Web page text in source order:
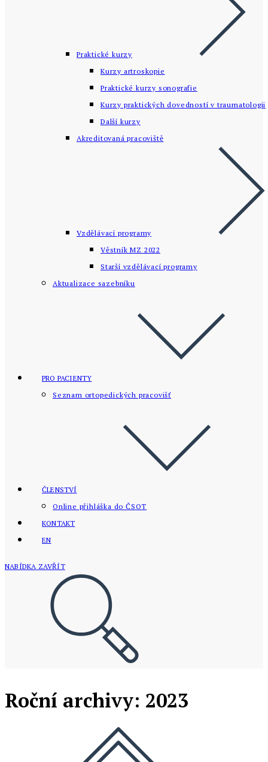
Praktické kurzy
Kurzy artroskopie
Praktické kurzy sonografie
Kurzy praktických dovedností v traumatologii
Další kurzy
Akreditovaná pracoviště
Vzdělávací programy
Věstník MZ 2022
Starší vzdělávací­ programy
Aktualizace sazebníku
PRO PACIENTY
Seznam ortopedických pracovišť
ČLENSTVÍ
Online přihláška do ČSOT
KONTAKT
EN
NABÍDKA ZAVŘÍT
Roční archivy: 2023